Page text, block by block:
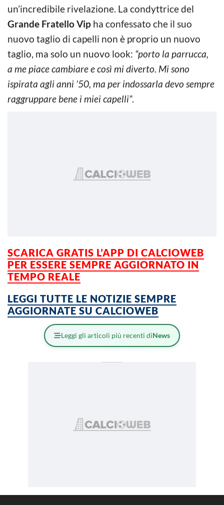
un’incredibile rivelazione. La condyttrice del
Grande Fratello Vip ha confessato che il suo
nuovo taglio di capelli non è proprio un nuovo
taglio, ma solo un nuovo look: “porto la parrucca,
a me piace cambiare e così mi diverto. Mi sono
ispirata agli anni ’50, ma per indossarla devo sempre
raggruppare bene i miei capelli”.
SCARICA GRATIS L’APP DI CALCIOWEB
PER ESSERE SEMPRE AGGIORNATO IN
TEMPO REALE
LEGGI TUTTE LE NOTIZIE SEMPRE
AGGIORNATE SU CALCIOWEB
Leggi gli articoli più recenti diNews